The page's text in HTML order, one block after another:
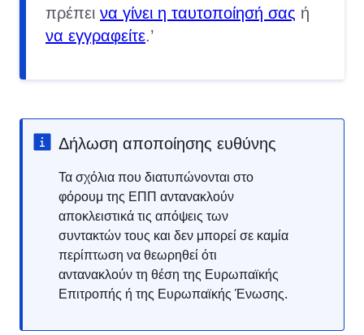
πρέπει να γίνει η ταυτοποίησή σας ή
να εγγραφείτε.
Δήλωση αποποίησης ευθύνης
Τα σχόλια που διατυπώνονται στο
φόρουμ της ΕΠΠ αντανακλούν
αποκλειστικά τις απόψεις των
συντακτών τους και δεν μπορεί σε καμία
περίπτωση να θεωρηθεί ότι
αντανακλούν τη θέση της Ευρωπαϊκής
Επιτροπής ή της Ευρωπαϊκής Ένωσης.